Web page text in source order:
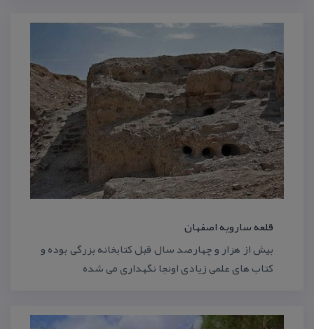
قلعه سارویه اصفهان
بیش از هزار و چهارصد سال قبل كتابخانه بزرگی بوده و
كتاب های علمی زیادی اونجا نگهداری می شده